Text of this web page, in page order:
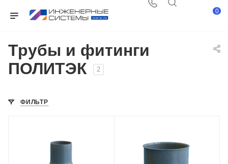
0
Трубы и фитинги
ПОЛИТЭК
2
ФИЛЬТР